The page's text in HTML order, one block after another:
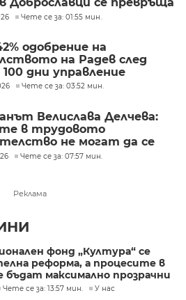
Доброславци се превръща
център
Чете се за: 01:55 мин.
одобрение на
на Радев след
дни управление
Чете се за: 03:52 мин.
Велислава Делчева:
в трудовото
не могат да се
бюджета
Чете се за: 07:57 мин.
Реклама
фонд „Култура“ се
реформа, а процесите в
максимално прозрачни
Чете се за: 13:57 мин. У нас